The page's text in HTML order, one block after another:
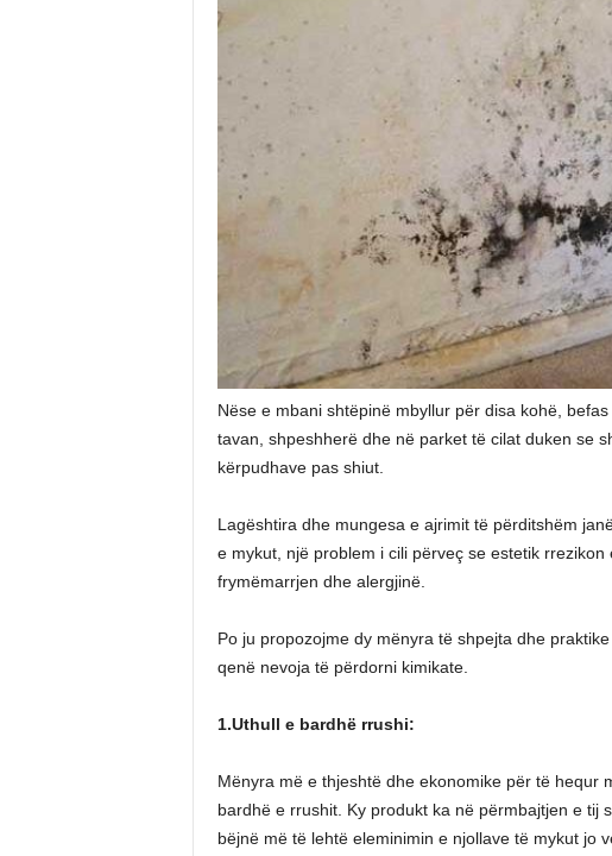
Nëse e mbani shtëpinë mbyllur për disa kohë,
tavan, shpeshherë dhe në parket të cilat duken se
kërpudhave pas shiut.
Lagështira dhe mungesa e ajrimit të përditshëm
e mykut, një problem i cili përveç se estetik
frymëmarrjen dhe alergjinë.
Po ju propozojme dy mënyra të shpejta dhe
qenë nevoja të përdorni kimikate.
1.Uthull e bardhë rrushi:
Mënyra më e thjeshtë dhe ekonomike për të hequr
bardhë e rrushit. Ky produkt ka në përmbajtjen e tij
bëjnë më të lehtë eleminimin e njollave të mykut jo